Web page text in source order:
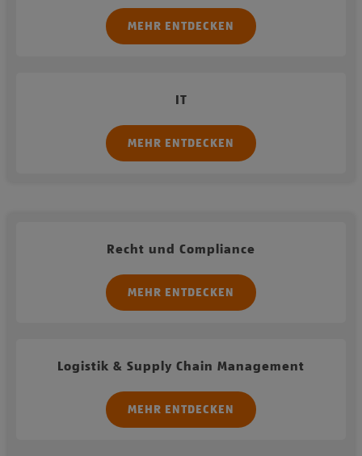
MEHR ENTDECKEN
IT
MEHR ENTDECKEN
Recht und Compliance
MEHR ENTDECKEN
Logistik & Supply Chain Management
MEHR ENTDECKEN